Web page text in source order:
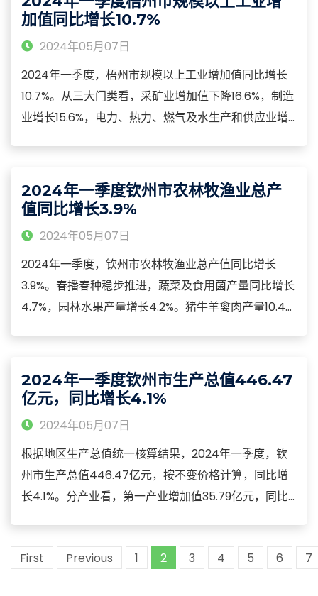
5.8%。
加值同比增长10.7%
2024年05月07日
2024年一季度，梧州市规模以上工业增加值同比增长
10.7%。从三大门类看，采矿业增加值下降16.6%，制造
业增长15.6%，电力、热力、燃气及水生产和供应业增
业增长4.2%。从行业大类看，33个大类行业中有18个行
业增加值保持正增长，增长面为52.8%。
2024年一季度钦州市农林牧渔业总产
值同比增长3.9%
2024年05月07日
2024年一季度，钦州市农林牧渔业总产值同比增长
3.9%。春播春种稳步推进，蔬菜及食用菌产量同比增长
4.7%，园林水果产量增长4.2%。猪牛羊禽肉产量10.44
度末，生猪存栏141.1万头，增长5.5%。2024年一季
度，生猪出栏53.84万头，增长6.5%。
2024年一季度钦州市生产总值446.47
亿元，同比增长4.1%
2024年05月07日
根据地区生产总值统一核算结果，2024年一季度，钦
州市生产总值446.47亿元，按不变价格计算，同比增
长4.1%。分产业看，第一产业增加值35.79亿元，同比
度，钦州市规模以上工业增加值同比增长5.9%，其中自
First Previous 1 2 3 4 5 6 7